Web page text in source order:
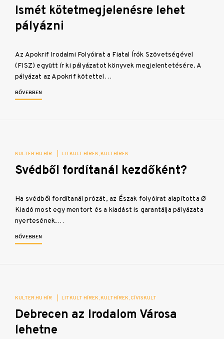
Ismét kötetmegjelenésre lehet
pályázni
Az Apokrif Irodalmi Folyóirat a Fiatal Írók Szövetségével
(FISZ) együtt ír ki pályázatot könyvek megjelentetésére. A
pályázat az Apokrif kötettel…
BŐVEBBEN
KULTER.HU HÍR LITKULT HÍREK KULTHÍREK
Svédből fordítanál kezdőként?
Ha svédből fordítanál prózát, az Észak folyóirat alapította Ø
Kiadó most egy mentort és a kiadást is garantálja pályázata
nyertesének.…
BŐVEBBEN
KULTER.HU HÍR LITKULT HÍREK KULTHÍREK CÍVISKULT
Debrecen az Irodalom Városa
lehetne